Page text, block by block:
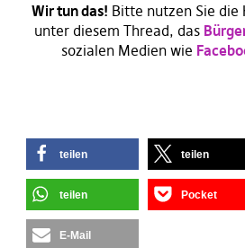
Wir tun das! Bitte nutzen Sie
unter diesem Thread, das
sozialen Medien wie
teilen teilen
teilen Pocket
E-Mail